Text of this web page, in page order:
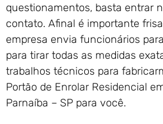
questionamentos, basta entrar
contato. Afinal é importante
empresa envia funcionários
para tirar todas as medidas
trabalhos técnicos para
Portão de Enrolar Residencial
Parnaíba – SP para você.